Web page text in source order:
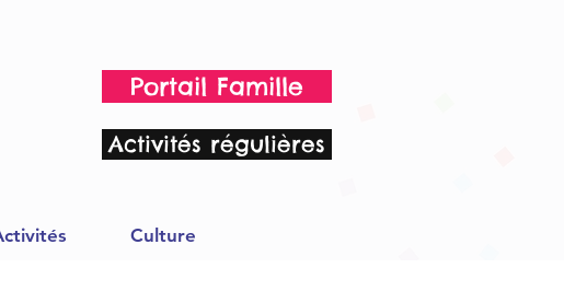
Portail Famille
Activités régulières
Culture